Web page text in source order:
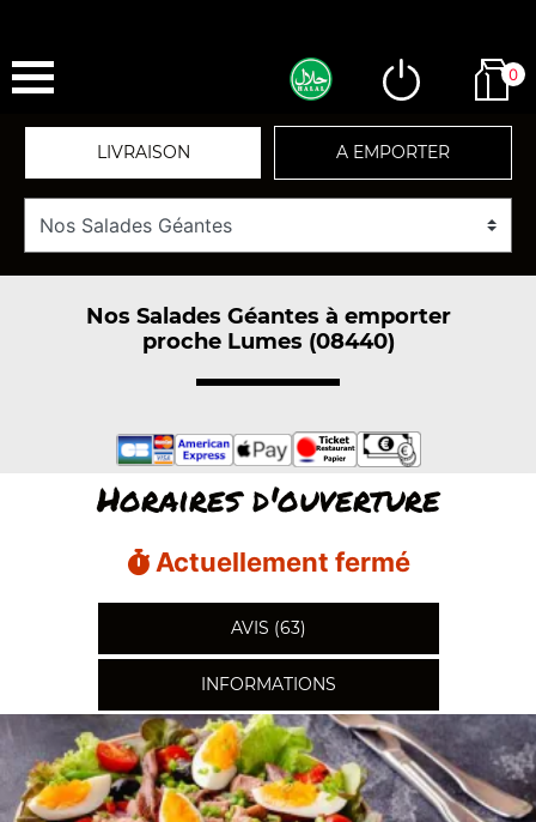
0
LIVRAISON A EMPORTER
Nos Salades Géantes à emporter
proche Lumes (08440)
Horaires d'ouverture
Actuellement fermé
AVIS (63)
INFORMATIONS